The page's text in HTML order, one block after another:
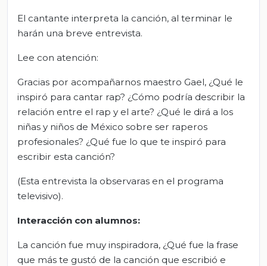
El cantante interpreta la canción, al terminar le
harán una breve entrevista.
Lee con atención:
Gracias por acompañarnos maestro Gael, ¿Qué le
inspiró para cantar rap? ¿Cómo podría describir la
relación entre el rap y el arte? ¿Qué le dirá a los
niñas y niños de México sobre ser raperos
profesionales? ¿Qué fue lo que te inspiró para
escribir esta canción?
(Esta entrevista la observaras en el programa
televisivo).
Interacción con alumnos:
La canción fue muy inspiradora, ¿Qué fue la frase
que más te gustó de la canción que escribió e